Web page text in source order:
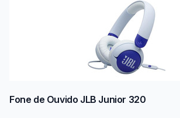
Fone de Ouvido JLB Junior 320